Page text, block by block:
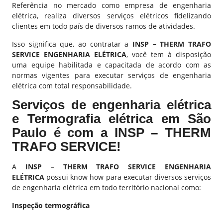
Referência no mercado como empresa de engenharia
elétrica, realiza diversos serviços elétricos fidelizando
clientes em todo país de diversos ramos de atividades.
Isso significa que, ao contratar a INSP – THERM TRAFO
SERVICE ENGENHARIA ELÉTRICA, você tem à disposição
uma equipe habilitada e capacitada de acordo com as
normas vigentes para executar serviços de engenharia
elétrica com total responsabilidade.
Serviços de engenharia elétrica
e Termografia elétrica em São
Paulo é com a INSP – THERM
TRAFO SERVICE!
A INSP – THERM TRAFO SERVICE ENGENHARIA
ELÉTRICA possui know how para executar diversos serviços
de engenharia elétrica em todo território nacional como:
Inspeção termográfica